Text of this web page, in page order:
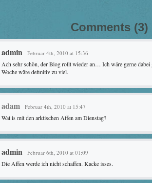
Comments (3)
admin Februar 4th, 2010 at 15:36
Ach sehr schön, der Blog rollt wieder an… Ich wäre gerne
Woche wäre definitiv zu viel.
adam Februar 4th, 2010 at 15:47
Wat is mit den arktischen Affen am Dienstag?
admin Februar 6th, 2010 at 01:09
Die Affen werde ich nicht schaffen. Kacke isses.